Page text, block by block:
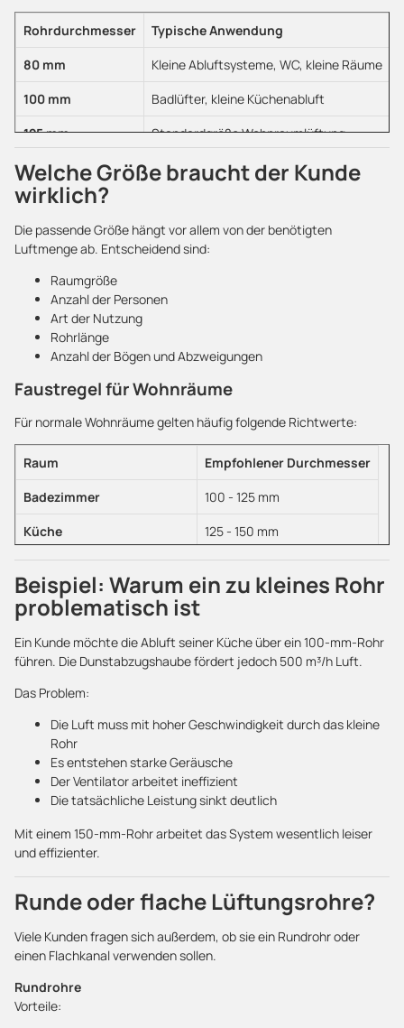
Rohrdurchmesser
Typische Anwendung
80 mm
Kleine Abluftsysteme, WC, kleine Räume
100 mm
Badlüfter, kleine Küchenabluft
125 mm
Standardgröße Wohnraumlüftung
150 mm
Küchenabluft, größere Luftmengen
160 mm
200 mm +
Gewerbliche Lüftungsysteme
Welche Größe braucht der Kunde
wirklich?
Die passende Größe hängt vor allem von der benötigten
Luftmenge ab. Entscheidend sind:
Raumgröße
Anzahl der Personen
Art der Nutzung
Rohrlänge
Anzahl der Bögen und Abzweigungen
Faustregel für Wohnräume
Für normale Wohnräume gelten häufig folgende Richtwerte:
Raum
Empfohlener Durchmesser
Badezimmer
100 - 125 mm
Küche
125 - 150 mm
Schlafzimmer
75 - 100 mm
Wohnzimmer
Beispiel: Warum ein zu kleines Rohr
problematisch ist
Ein Kunde möchte die Abluft seiner Küche über ein 100-mm-Rohr
führen. Die Dunstabzugshaube fördert jedoch 500 m³/h Luft.
Das Problem:
Die Luft muss mit hoher Geschwindigkeit durch das kleine
Rohr
Es entstehen starke Geräusche
Der Ventilator arbeitet ineffizient
Die tatsächliche Leistung sinkt deutlich
Mit einem 150-mm-Rohr arbeitet das System wesentlich leiser
und effizienter.
Runde oder flache Lüftungsrohre?
Viele Kunden fragen sich außerdem, ob sie ein Rundrohr oder
einen Flachkanal verwenden sollen.
Rundrohre
Vorteile: